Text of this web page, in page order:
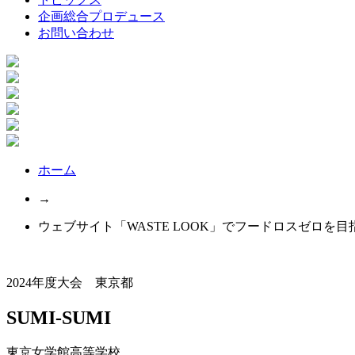
企画総合プロデュース
お問い合わせ
ホーム
→
ウェブサイト「WASTE LOOK」でフードロスゼロを目
2024年度大会 東京都
SUMI-SUMI
東京女学館高等学校